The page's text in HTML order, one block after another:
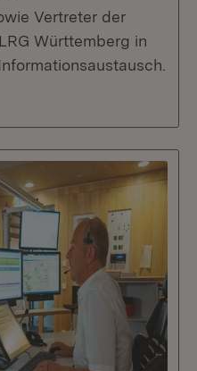
Vertreter der
Württemberg in